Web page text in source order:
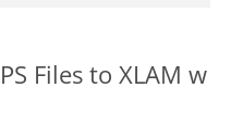
Files to XLAM w